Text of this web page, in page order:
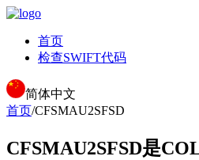
首页
检查SWIFT代码
简体中文
首页/CFSMAU2SFSD
CFSMAU2SFSD是